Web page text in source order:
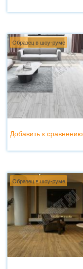
Образец в шоу-руме
Добавить к сравнению
Образец в шоу-руме